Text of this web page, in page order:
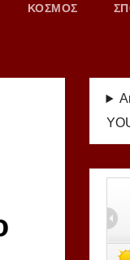
ΚΟΣΜΟΣ